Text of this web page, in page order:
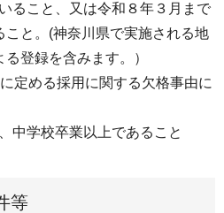
ること、又は令和８年３月まで
こと。(神奈川県で実施される地
登録を含みます。）
定める採用に関する欠格事由に
中学校卒業以上であること
等